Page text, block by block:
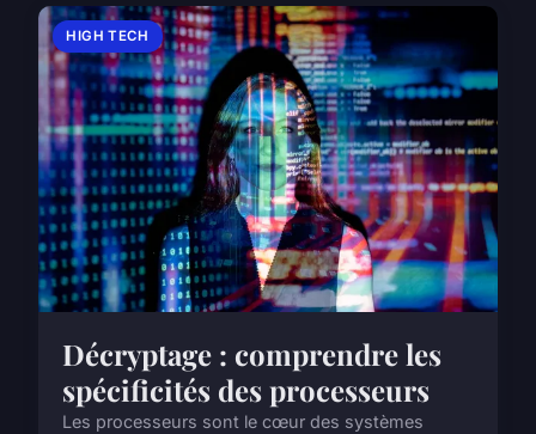
HIGH TECH
Décryptage : comprendre les
spécificités des processeurs
Les processeurs sont le cœur des systèmes